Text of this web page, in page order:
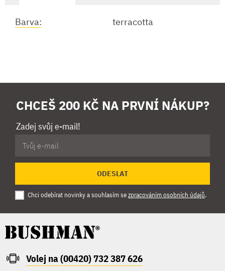
Barva: terracotta
CHCEŠ 200 KČ NA PRVNÍ NÁKUP?
Zadej svůj e-mail!
ODESLAT
Chci odebírat novinky a souhlasím sezpracováním osobních údajů.
Volej na (00420) 732 387 626